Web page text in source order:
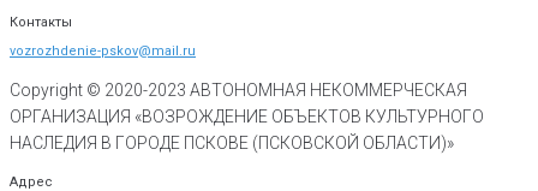
Контакты
vozrozhdenie-pskov@mail.ru
Copyright © 2020-2023 АВТОНОМНАЯ НЕКОММЕРЧЕСКАЯ
ОРГАНИЗАЦИЯ «ВОЗРОЖДЕНИЕ ОБЪЕКТОВ КУЛЬТУРНОГО
НАСЛЕДИЯ В ГОРОДЕ ПСКОВЕ (ПСКОВСКОЙ ОБЛАСТИ)»
Адрес